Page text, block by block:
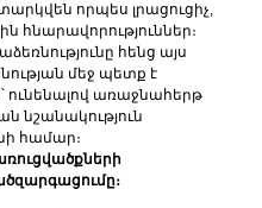
որպես լրացուցիչ,
հնարավորություններ։
հենց այս
մեջ պետք է
ունենալով առաջնահերթ
նշանակություն
համար։